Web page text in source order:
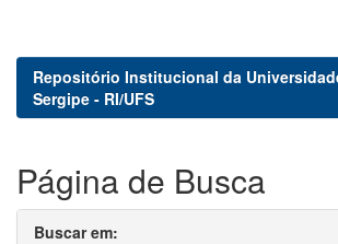
Repositório Institucional da
Sergipe - RI/UFS
Página de Busca
Buscar em: